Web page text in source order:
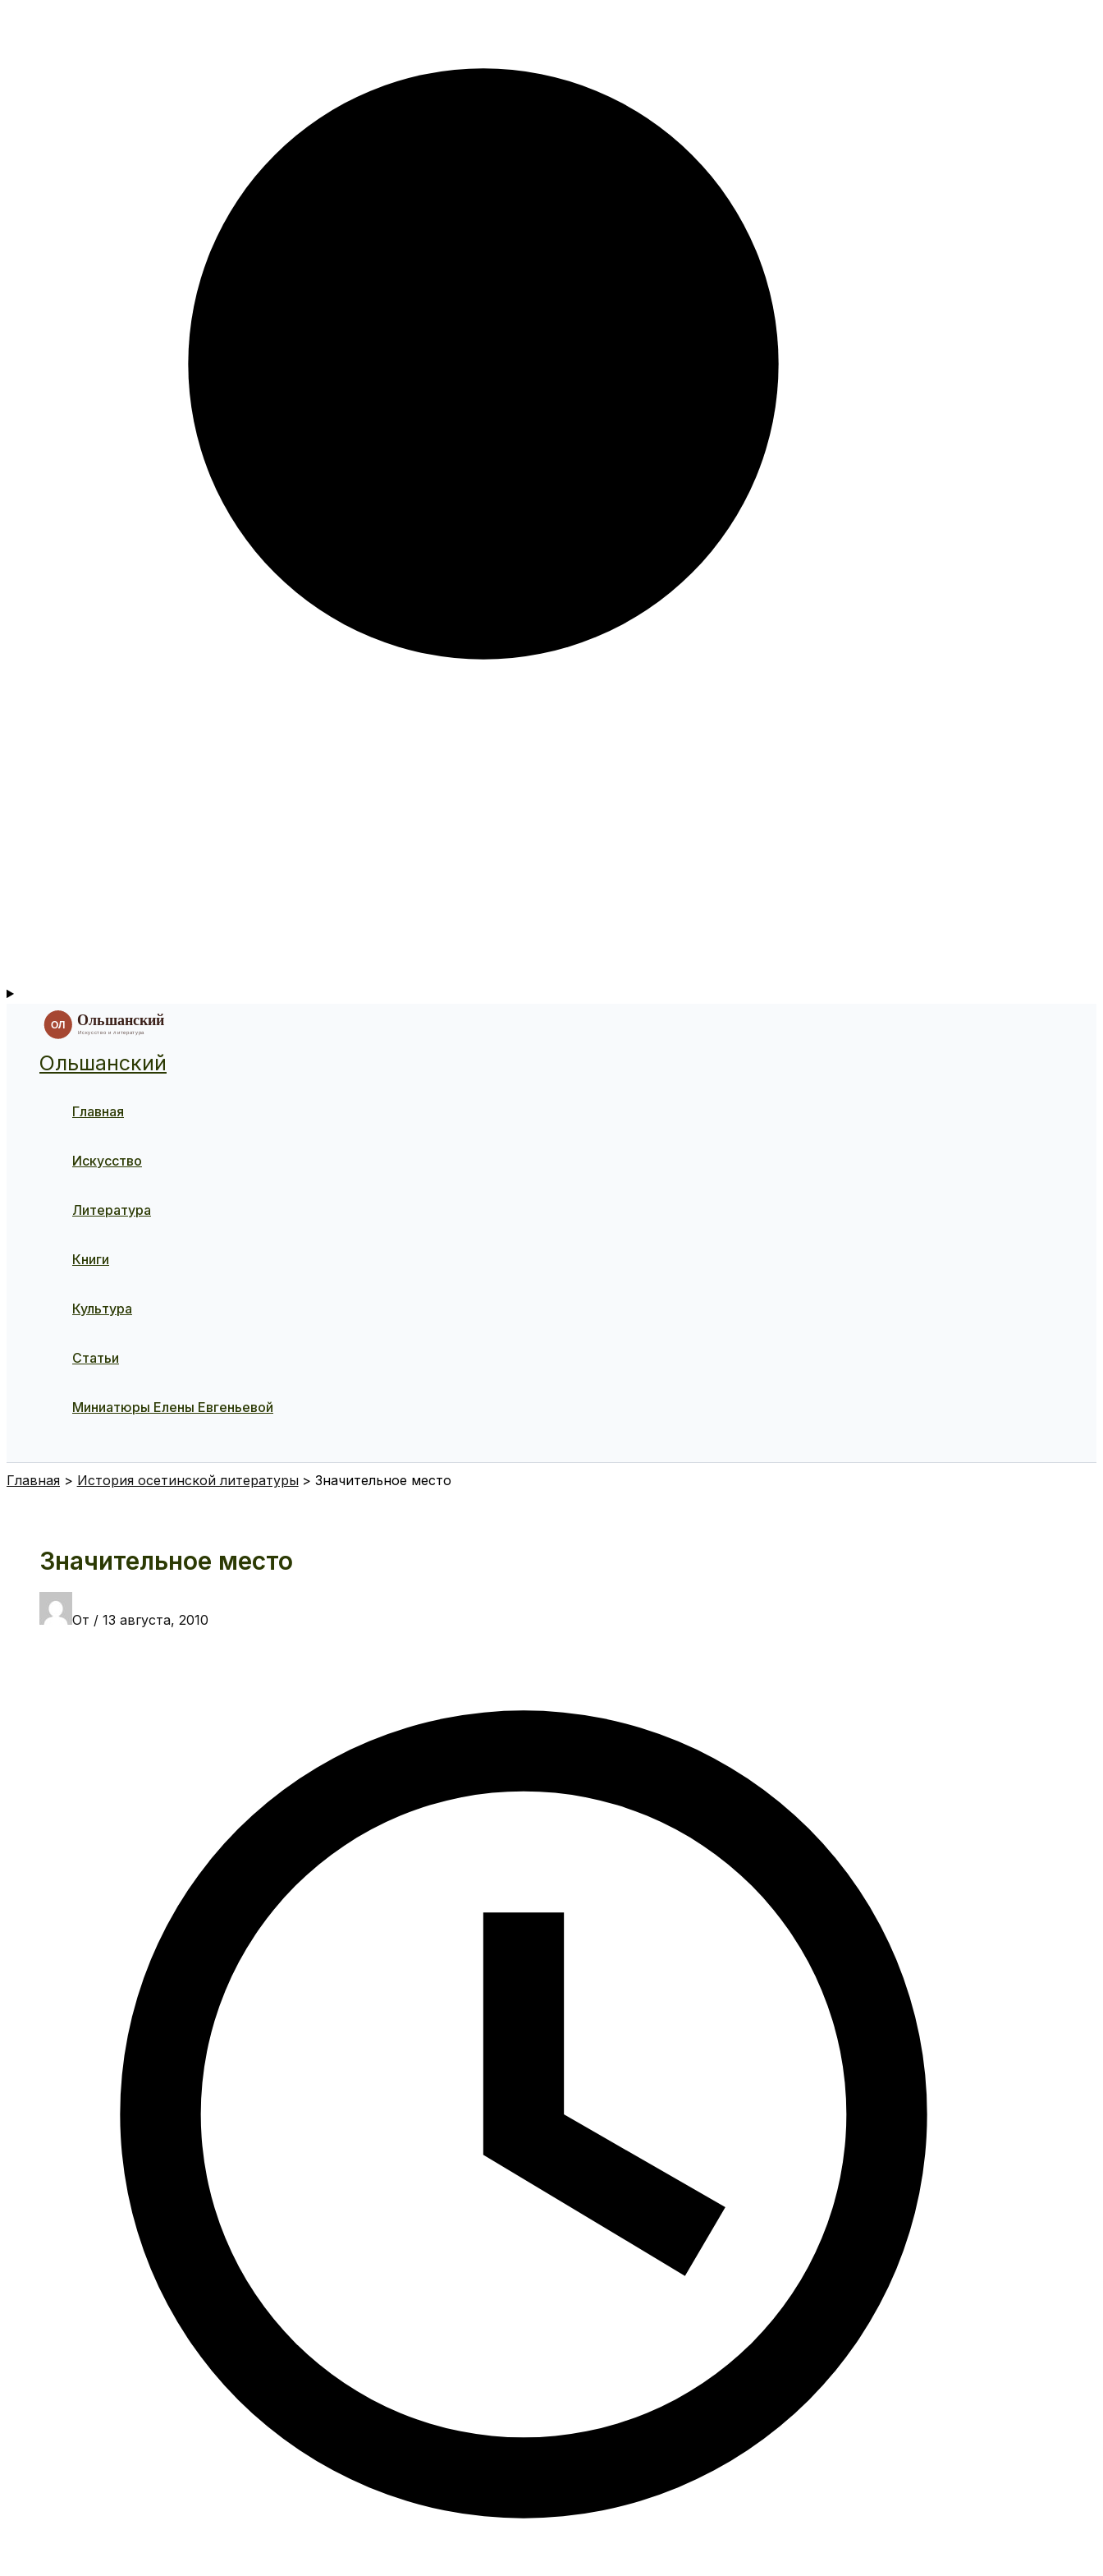
Ольшанский
Главная
Искусство
Литература
Книги
Культура
Статьи
Миниатюры Елены Евгеньевой
Главная История осетинской литературы Значительное место
Значительное место
От / 13 августа, 2010